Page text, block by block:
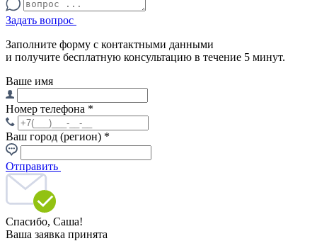
Задать вопрос
Заполните форму с контактными данными
и получите бесплатную консультацию в течение 5 минут.
Ваше имя
Номер телефона *
Ваш город (регион) *
Отправить
Спасибо, Саша!
Ваша заявка принята